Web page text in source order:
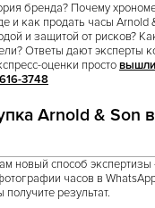
бренда? Почему
и как продать часы Arnold
и защитой от рисков?
Ответы дают эксперты
оценки просто
3748
Arnold & Son
новый способ экспертизы
часов в
результат.